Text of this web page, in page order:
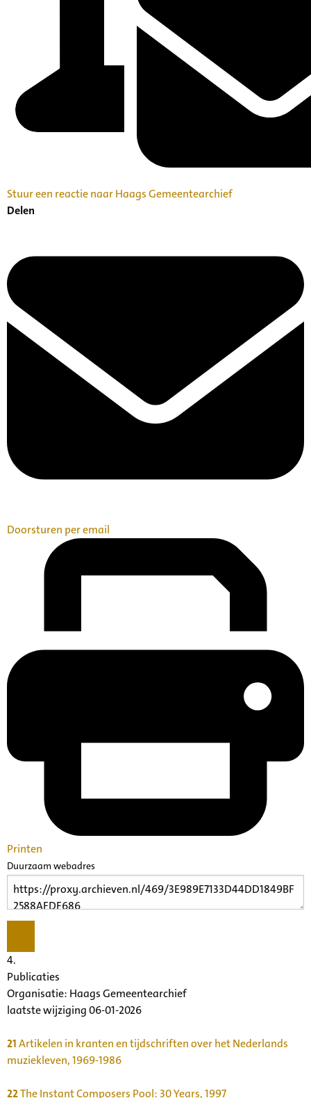
Stuur een reactie naar Haags Gemeentearchief
Delen
Doorsturen per email
Printen
Duurzaam webadres
4.
Publicaties
Organisatie: Haags Gemeentearchief
laatste wijziging 06-01-2026
21Artikelen in kranten en tijdschriften over het Nederlands
muziekleven, 1969-1986
22The Instant Composers Pool: 30 Years, 1997